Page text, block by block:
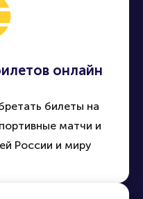
онлайн
билеты на
матчи и
России и миру